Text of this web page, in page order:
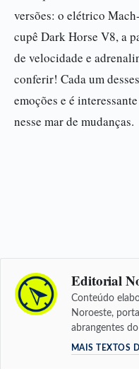
versões: o elétrico
cupê Dark Horse V8, a
de velocidade e
conferir! Cada um
emoções e é
nesse mar de mudanças.
Editorial
Conteúdo
Noroeste,
abrangentes
MAIS TEXTOS